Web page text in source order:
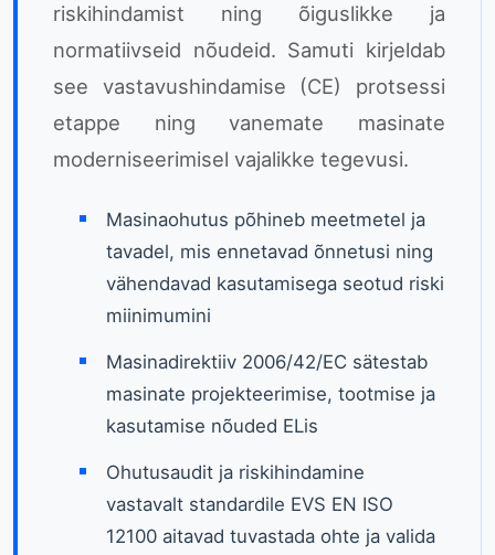
riskihindamist ning õiguslikke ja
normatiivseid nõudeid. Samuti kirjeldab
see vastavushindamise (CE) protsessi
etappe ning vanemate masinate
moderniseerimisel vajalikke tegevusi.
Masinaohutus põhineb meetmetel ja
tavadel, mis ennetavad õnnetusi ning
vähendavad kasutamisega seotud riski
miinimumini
Masinadirektiiv 2006/42/EC sätestab
masinate projekteerimise, tootmise ja
kasutamise nõuded ELis
Ohutusaudit ja riskihindamine
vastavalt standardile EVS EN ISO
12100 aitavad tuvastada ohte ja valida